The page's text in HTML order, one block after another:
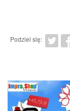
Podziel się: